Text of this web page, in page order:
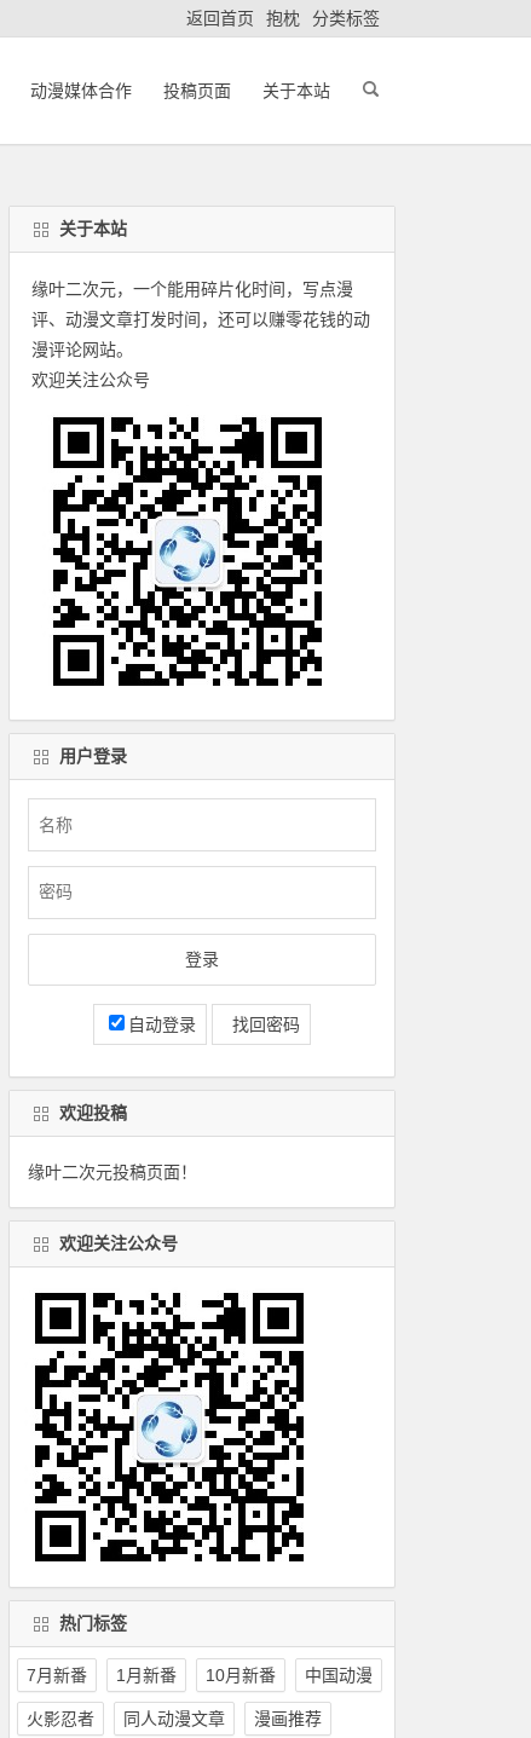
返回首页 抱枕 分类标签
动漫媒体合作 投稿页面 关于本站
关于本站
缘叶二次元，一个能用碎片化时间，写点漫
评、动漫文章打发时间，还可以赚零花钱的动
漫评论网站。
欢迎关注公众号
用户登录
自动登录 找回密码
欢迎投稿
缘叶二次元投稿页面！
欢迎关注公众号
热门标签
7月新番 1月新番 10月新番 中国动漫
火影忍者 同人动漫文章 漫画推荐